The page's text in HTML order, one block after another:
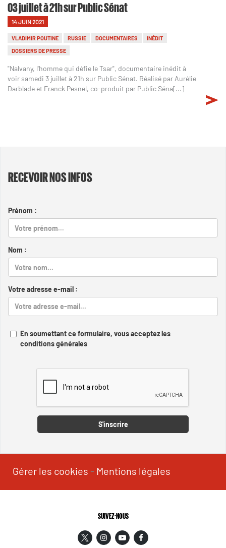
03 juillet à 21h sur Public Sénat
14 JUIN 2021
VLADIMIR POUTINE RUSSIE DOCUMENTAIRES
INÉDIT
DOSSIERS DE PRESSE
"Nalvany, l'homme qui défie le Tsar", documentaire inédit à
voir samedi 3 juillet à 21h sur Public Sénat. Réalisé par Aurélie
Darblade et Franck Pesnel, co-produit par Public Séna[...]
RECEVOIR NOS INFOS
Prénom :
Nom :
Votre adresse e-mail :
En soumettant ce formulaire, vous acceptez les
conditions générales
S'inscrire
Gérer les cookies - Mentions légales
SUIVEZ-NOUS